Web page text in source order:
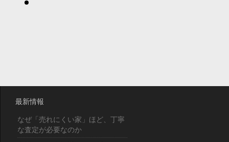
最新情報
なぜ「売れにくい家」ほど、丁寧
な査定が必要なのか